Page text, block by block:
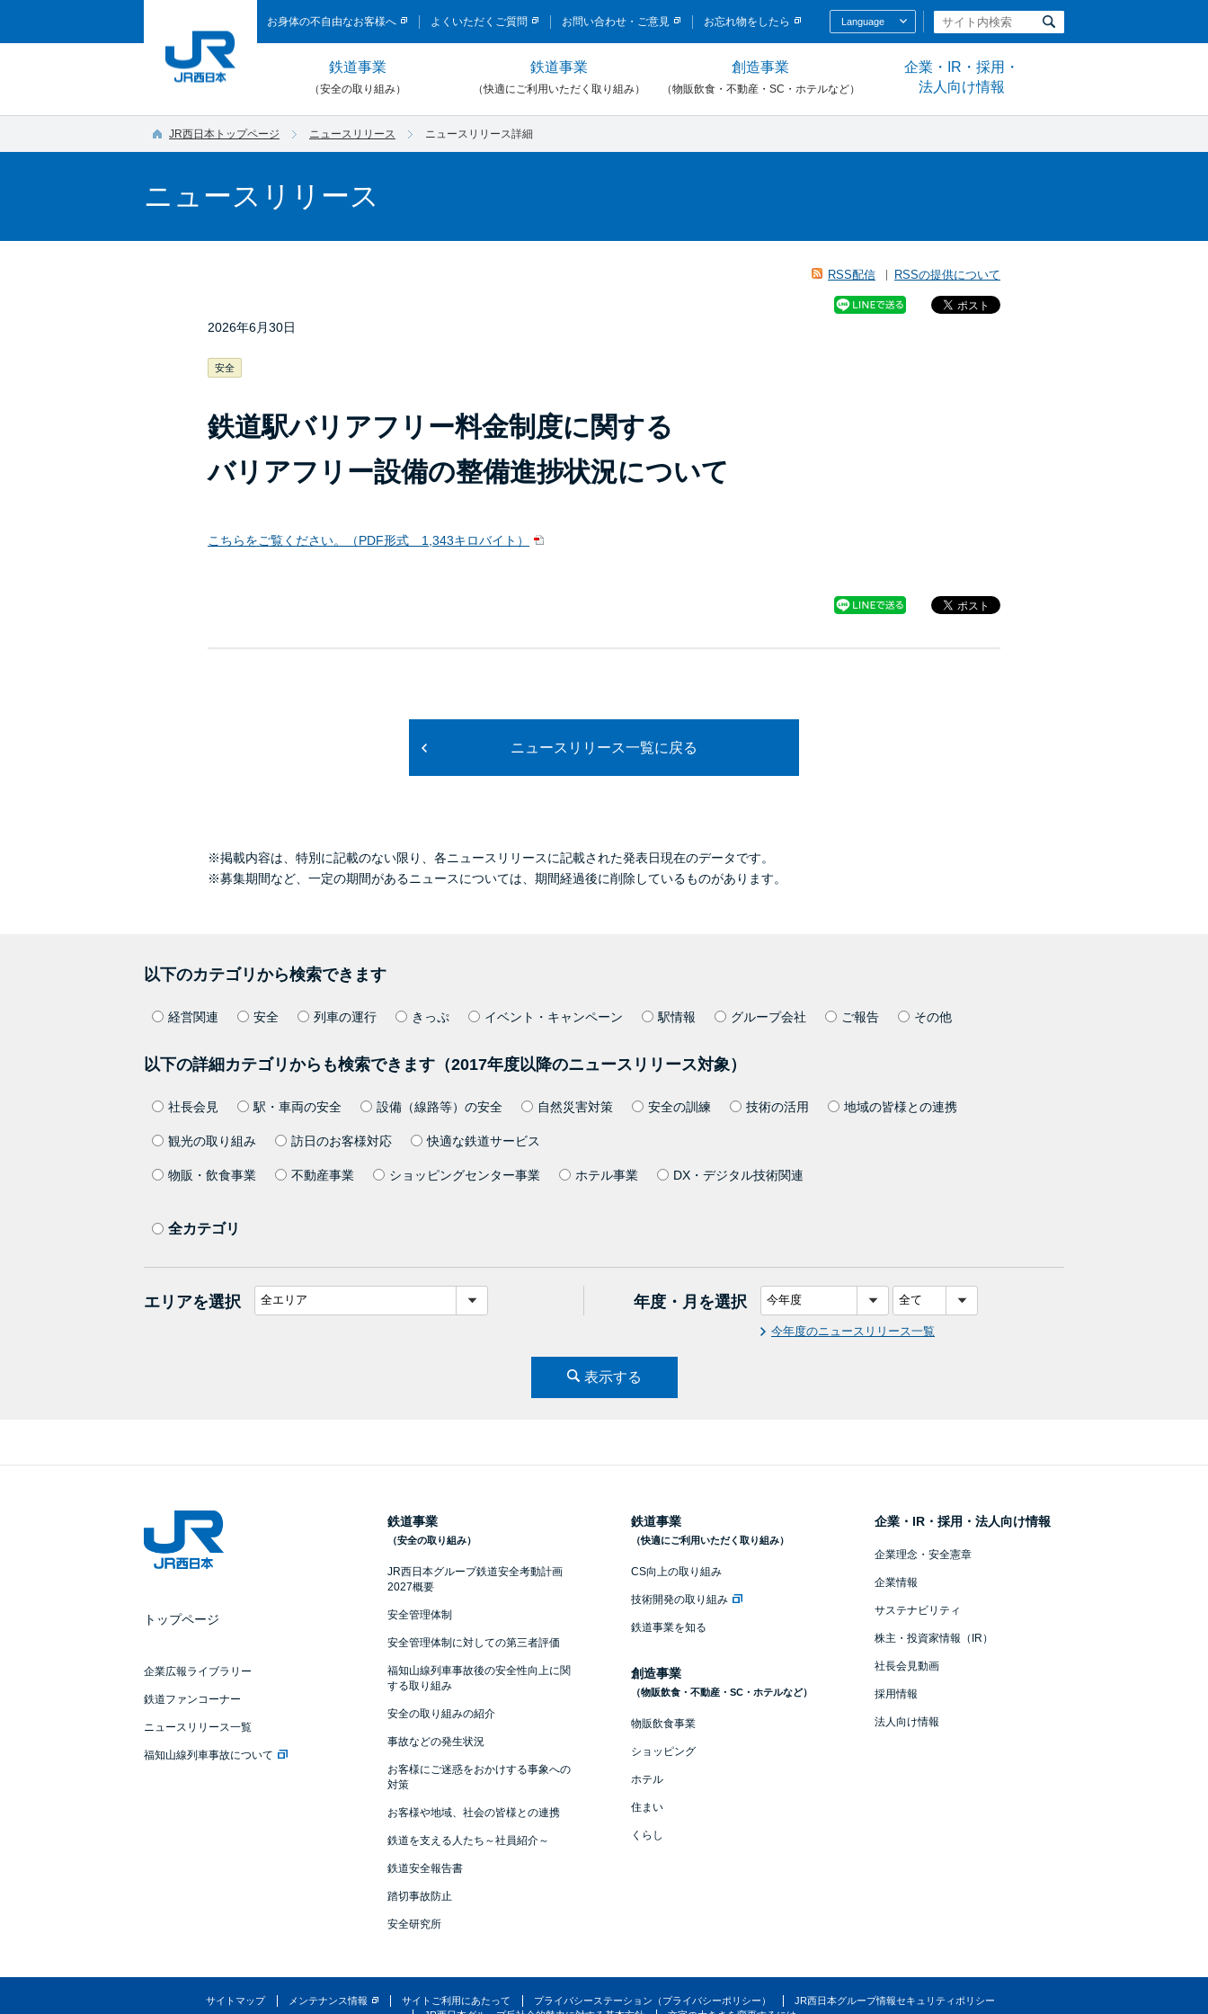
お身体の不自由なお客様へ よくいただくご質問 お問い合わせ・ご意見 お忘れ物をしたら Language
鉄道事業
（安全の取り組み）
鉄道事業
（快適にご利用いただく取り組み）
創造事業
（物販飲食・不動産・SC・ホテルなど）
企業・IR・採用・
法人向け情報
JR西日本トップページ ニュースリリース ニュースリリース詳細
ニュースリリース
RSS配信 RSSの提供について
2026年6月30日
安全
鉄道駅バリアフリー料金制度に関する
バリアフリー設備の整備進捗状況について
こちらをご覧ください。（PDF形式 1,343キロバイト）
ニュースリリース一覧に戻る
※掲載内容は、特別に記載のない限り、各ニュースリリースに記載された発表日現在のデータです。
※募集期間など、一定の期間があるニュースについては、期間経過後に削除しているものがあります。
以下のカテゴリから検索できます
経営関連 安全 列車の運行 きっぷ イベント・キャンペーン 駅情報 グループ会社 ご報告 その他
以下の詳細カテゴリからも検索できます（2017年度以降のニュースリリース対象）
社長会見 駅・車両の安全 設備（線路等）の安全 自然災害対策 安全の訓練 技術の活用 地域の皆様との連携
観光の取り組み 訪日のお客様対応 快適な鉄道サービス
物販・飲食事業 不動産事業 ショッピングセンター事業 ホテル事業 DX・デジタル技術関連
全カテゴリ
エリアを選択 年度・月を選択
今年度のニュースリリース一覧
表示する
トップページ
鉄道事業
（安全の取り組み）
JR西日本グループ鉄道安全考動計画
2027概要
安全管理体制
安全管理体制に対しての第三者評価
福知山線列車事故後の安全性向上に関
する取り組み
安全の取り組みの紹介
事故などの発生状況
お客様にご迷惑をおかけする事象への
対策
お客様や地域、社会の皆様との連携
鉄道を支える人たち～社員紹介～
鉄道安全報告書
踏切事故防止
安全研究所
鉄道事業
（快適にご利用いただく取り組み）
CS向上の取り組み
技術開発の取り組み
鉄道事業を知る
創造事業
（物販飲食・不動産・SC・ホテルなど）
物販飲食事業
ショッピング
ホテル
住まい
くらし
企業・IR・採用・法人向け情報
企業理念・安全憲章
企業情報
サステナビリティ
株主・投資家情報（IR）
社長会見動画
採用情報
法人向け情報
企業広報ライブラリー
鉄道ファンコーナー
ニュースリリース一覧
福知山線列車事故について
サイトマップ メンテナンス情報 サイトご利用にあたって プライバシーステーション（プライバシーポリシー）
JR西日本グループ情報セキュリティポリシー